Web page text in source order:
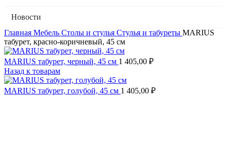
Новости
Главная Мебель Столы и стулья Стулья и табуреты MARIUS
табурет, красно-коричневый, 45 см
MARIUS табурет, черный, 45 см 1 405,00 ₽
Назад к товарам
MARIUS табурет, голубой, 45 см 1 405,00 ₽